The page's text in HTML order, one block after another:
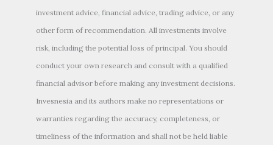
investment advice, financial advice, trading advice, or any
other form of recommendation. All investments involve
risk, including the potential loss of principal. You should
conduct your own research and consult with a qualified
financial advisor before making any investment decisions.
Invesnesia and its authors make no representations or
warranties regarding the accuracy, completeness, or
timeliness of the information and shall not be held liable